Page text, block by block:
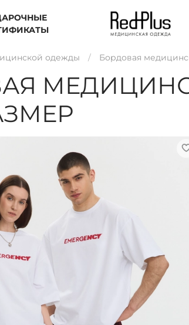
одежды Бордовая